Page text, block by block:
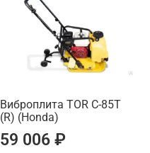
Виброплита TOR C-85T
(R) (Honda)
59 006 ₽